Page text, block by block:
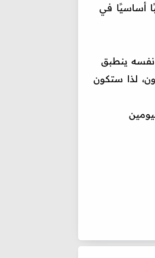
سن 17-18 عامًا أن يكون لاعبًا أساسيًا في
نفسه ينطبق
لذا ستكون